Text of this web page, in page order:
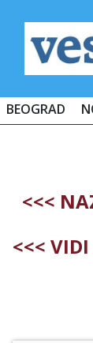
BEOGRAD
<<<
<<<